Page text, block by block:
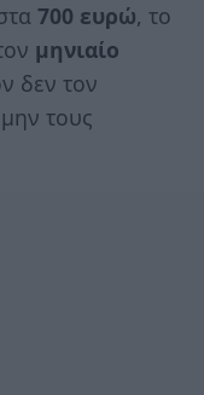
700 ευρώ, το
μηνιαίο
δεν τον
τους